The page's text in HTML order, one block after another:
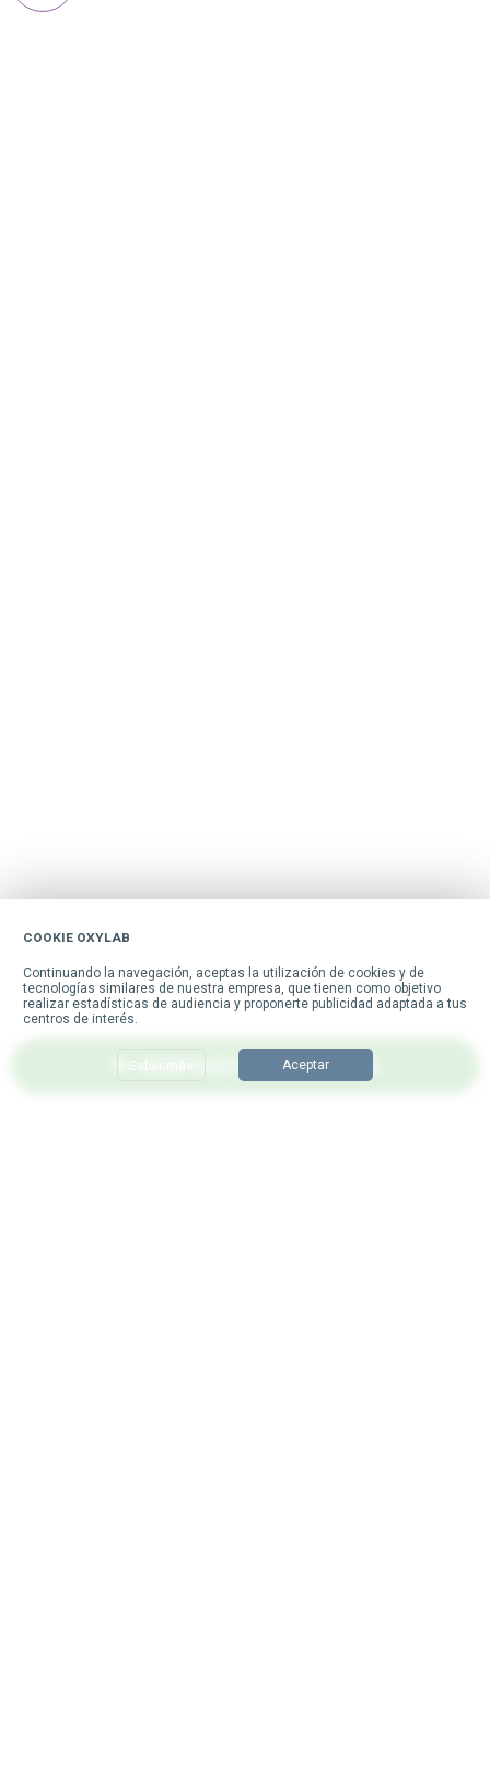
COOKIE OXYLAB
Continuando la navegación, aceptas la utilización de cookies y de
tecnologías similares de nuestra empresa, que tienen como objetivo
realizar estadísticas de audiencia y proponerte publicidad adaptada a tus
centros de interés.
Saber más Aceptar
COMPRAR ESTE PRODUCTO